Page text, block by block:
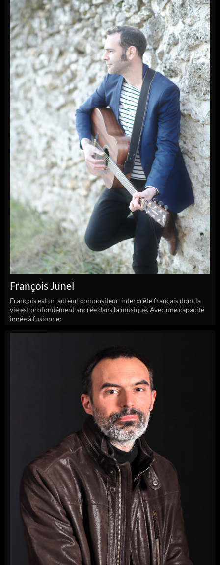
François Junel
François est un auteur-compositeur-interprète français dont la
vie est profondément ancrée dans la musique. Avec une capacité
innée à fusionner